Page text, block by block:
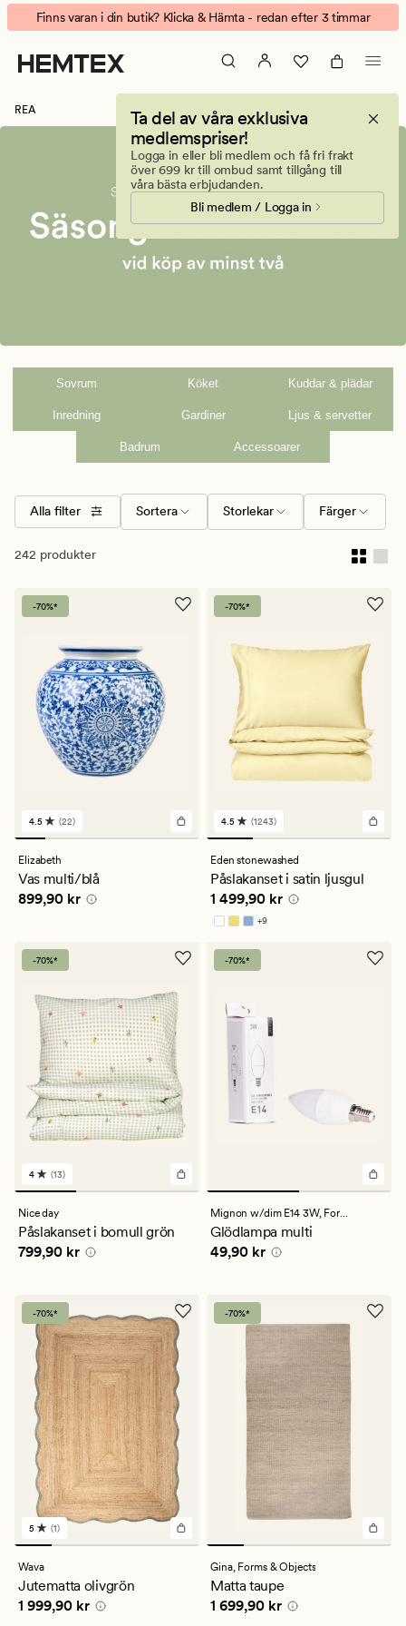
Fynda
dina
favoriter
Animerad
banner.
Klicka
på
för
Finns varan i din butik? Klicka & Hämta - redan efter 3 timmar
Ta del av våra exklusiva
medlemspriser!
Logga in eller bli medlem och få fri frakt
över 699 kr till ombud samt tillgång till
våra bästa erbjudanden.
Bli medlem / Logga in
REA
Sovrum Köket Kuddar & plädar
Inredning Gardiner Ljus & servetter
Badrum Accessoarer
Alla filter Sortera Storlekar Färger
242 produkter
-70%*
22
omdömen
med
ett
genomsnittligt
betyg
4.5 (22)
Elizabeth
Vas multi/blå
Pris 899,90 kr
899,90 kr
-70%*
1243
omdömen
med
ett
genomsnittligt
betyg
på
4.5
4.5 (1243)
Eden stonewashed
Påslakanset i satin ljusgul
Pris 1 499,90 kr
1 499,90 kr
+9
Finns i fler färger
-70%*
13
omdömen
med
ett
genomsnittligt
betyg
4 (13)
Nice day
Påslakanset i bomull grön
Pris 799,90 kr
799,90 kr
-70%*
Mignon w/dim E14 3W, Forms & Objects
Glödlampa multi
Pris 49,90 kr
49,90 kr
-70%*
1
omdömen
med
genomsnittligt
betyg
5 (1)
Wava
Jutematta olivgrön
Pris 1 999,90 kr
1 999,90 kr
-70%*
Gina, Forms & Objects
Matta taupe
Pris 1 699,90 kr
1 699,90 kr